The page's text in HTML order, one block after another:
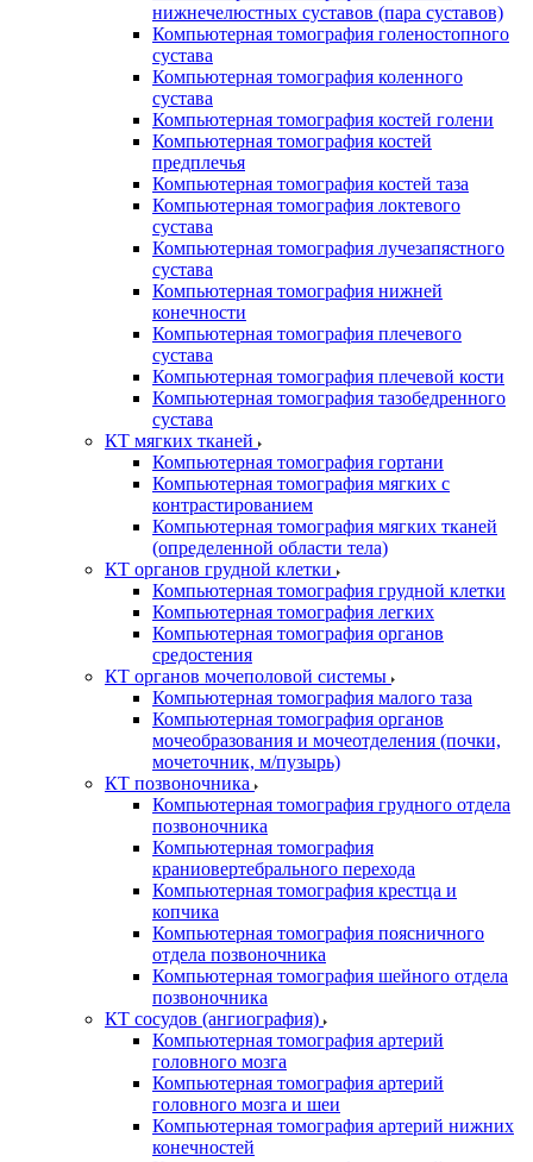
нижнечелюстных суставов (пара суставов)
Компьютерная томография голеностопного
сустава
Компьютерная томография коленного
сустава
Компьютерная томография костей голени
Компьютерная томография костей
предплечья
Компьютерная томография костей таза
Компьютерная томография локтевого
сустава
Компьютерная томография лучезапястного
сустава
Компьютерная томография нижней
конечности
Компьютерная томография плечевого
сустава
Компьютерная томография плечевой кости
Компьютерная томография тазобедренного
сустава
КТ мягких тканей
Компьютерная томография гортани
Компьютерная томография мягких с
контрастированием
Компьютерная томография мягких тканей
(определенной области тела)
КТ органов грудной клетки
Компьютерная томография грудной клетки
Компьютерная томография легких
Компьютерная томография органов
средостения
КТ органов мочеполовой системы
Компьютерная томография малого таза
Компьютерная томография органов
мочеобразования и мочеотделения (почки,
мочеточник, м/пузырь)
КТ позвоночника
Компьютерная томография грудного отдела
позвоночника
Компьютерная томография
краниовертебрального перехода
Компьютерная томография крестца и
копчика
Компьютерная томография поясничного
отдела позвоночника
Компьютерная томография шейного отдела
позвоночника
КТ сосудов (ангиография)
Компьютерная томография артерий
головного мозга
Компьютерная томография артерий
головного мозга и шеи
Компьютерная томография артерий нижних
конечностей